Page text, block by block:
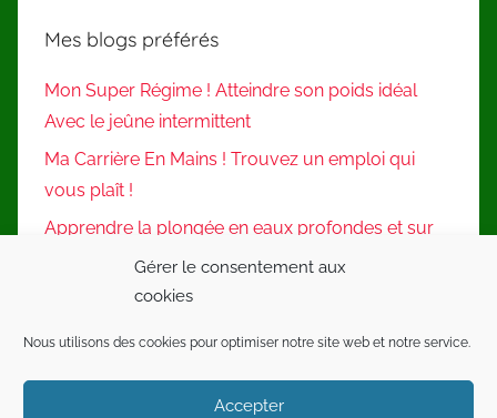
Gérer le consentement aux
cookies
Nous utilisons des cookies pour optimiser notre site web et notre service.
Accepter
Mes blogs préférés
Mon Super Régime ! Atteindre son poids idéal
Avec le jeûne intermittent
Ma Carrière En Mains ! Trouvez un emploi qui
vous plaît !
Apprendre la plongée en eaux profondes et sur